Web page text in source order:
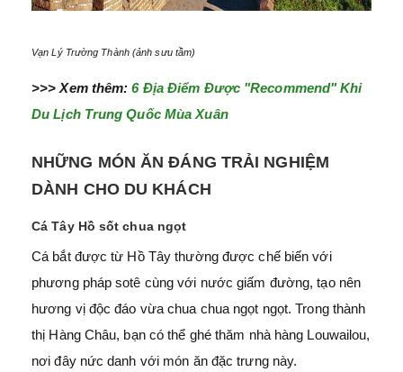
Vạn Lý Trường Thành (ảnh sưu tầm)
>>> Xem thêm: 6 Địa Điểm Được "Recommend" Khi
Du Lịch Trung Quốc Mùa Xuân
NHỮNG MÓN ĂN ĐÁNG TRẢI NGHIỆM
DÀNH CHO DU KHÁCH
Cá Tây Hồ sốt chua ngọt
Cá bắt được từ Hồ Tây thường được chế biến với
phương pháp sotê cùng với nước giấm đường, tạo nên
hương vị độc đáo vừa chua chua ngọt ngọt. Trong thành
thị Hàng Châu, bạn có thể ghé thăm nhà hàng Louwailou,
nơi đây nức danh với món ăn đặc trưng này.